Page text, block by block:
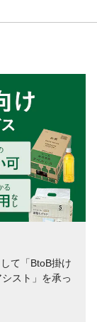
て「BtoB掛け
スト」を承っ